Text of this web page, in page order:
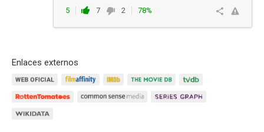
5 7 2
78%
Enlaces externos